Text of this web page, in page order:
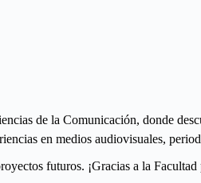
de la Comunicación, donde
en medios audiovisuales,
futuros. ¡Gracias a la